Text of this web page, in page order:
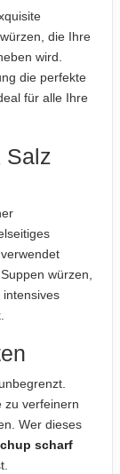
Haftung
die Ihre
wird.
die perfekte
für alle Ihre
Salz
würzen,
zu verfeinern
Wer dieses
scharf